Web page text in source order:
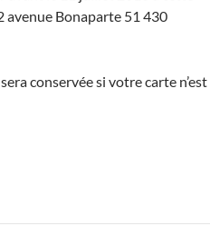
avenue Bonaparte 51 430
conservée si votre carte n’est